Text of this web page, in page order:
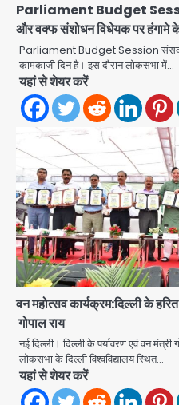
Parliament Budget
और वक्फ संशोधन विधेयक पर हंगामे
Parliament Budget Session
कामकाजी दिन है। इस दौरान लोकसभा में…
यहां से शेयर करें
वन महोत्सव कार्यक्रम:दिल्ली के
गोपाल राय
नई दिल्ली। दिल्ली के पर्यावरण एवं वन मंत्री
लोकसभा के दिल्ली विश्वविद्यालय स्थित…
यहां से शेयर करें
2
एंटी-
माल की
भंडाफोड़
Team JHJ
3
सरकारी
समेत 7
4
आॅपरेशन
जिला पुलिस